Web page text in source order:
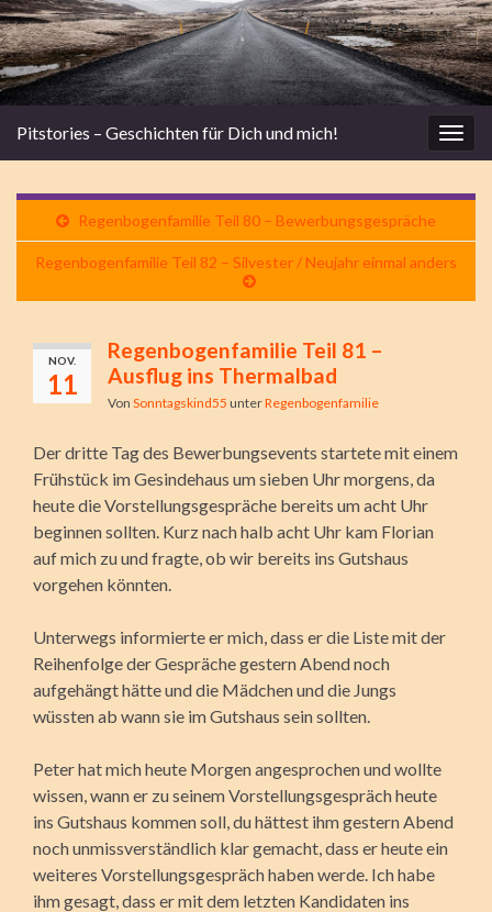
Pitstories – Geschichten für Dich und mich!
Regenbogenfamilie Teil 80 – Bewerbungsgespräche
Regenbogenfamilie Teil 82 – Silvester / Neujahr einmal anders
NOV.
11
Regenbogenfamilie Teil 81 –
Ausflug ins Thermalbad
Von Sonntagskind55 unterRegenbogenfamilie
Der dritte Tag des Bewerbungsevents startete mit einem
Frühstück im Gesindehaus um sieben Uhr morgens, da
heute die Vorstellungsgespräche bereits um acht Uhr
beginnen sollten. Kurz nach halb acht Uhr kam Florian
auf mich zu und fragte, ob wir bereits ins Gutshaus
vorgehen könnten.
Unterwegs informierte er mich, dass er die Liste mit der
Reihenfolge der Gespräche gestern Abend noch
aufgehängt hätte und die Mädchen und die Jungs
wüssten ab wann sie im Gutshaus sein sollten.
Peter hat mich heute Morgen angesprochen und wollte
wissen, wann er zu seinem Vorstellungsgespräch heute
ins Gutshaus kommen soll, du hättest ihm gestern Abend
noch unmissverständlich klar gemacht, dass er heute ein
weiteres Vorstellungsgespräch haben werde. Ich habe
ihm gesagt, dass er mit dem letzten Kandidaten ins